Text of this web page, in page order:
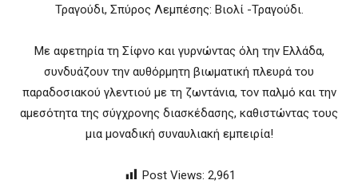
Τραγούδι, Σπύρος Λεμπέσης: Βιολί -Τραγούδι.
Με αφετηρία τη Σίφνο και γυρνώντας όλη την Ελλάδα,
συνδυάζουν την αυθόρμητη βιωματική πλευρά του
παραδοσιακού γλεντιού με τη ζωντάνια, τον παλμό και την
αμεσότητα της σύγχρονης διασκέδασης, καθιστώντας τους
μια μοναδική συναυλιακή εμπειρία!
Post Views: 2,961